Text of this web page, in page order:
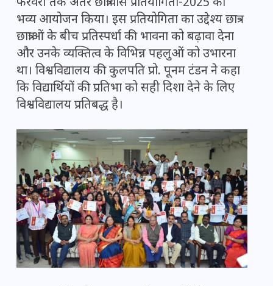
भव्य आयोजन किया। इस प्रतियोगिता का उद्देश्य छात्र-
छात्राओं के बीच प्रतिस्पर्धा की भावना को बढ़ावा देना
और उनके व्यक्तित्व के विभिन्न पहलुओं को उभारना
था। विश्वविद्यालय की कुलपति प्रो. पूनम टंडन ने कहा
कि विद्यार्थियों की प्रतिभा को सही दिशा देने के लिए
विश्वविद्यालय प्रतिबद्ध है।